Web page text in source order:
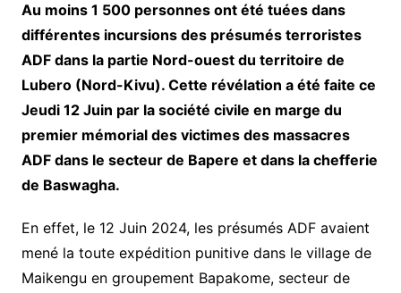
Au moins 1 500 personnes ont été tuées dans
différentes incursions des présumés terroristes
ADF dans la partie Nord-ouest du territoire de
Lubero (Nord-Kivu). Cette révélation a été faite ce
Jeudi 12 Juin par la société civile en marge du
premier mémorial des victimes des massacres
ADF dans le secteur de Bapere et dans la chefferie
de Baswagha.
En effet, le 12 Juin 2024, les présumés ADF avaient
mené la toute expédition punitive dans le village de
Maikengu en groupement Bapakome, secteur de